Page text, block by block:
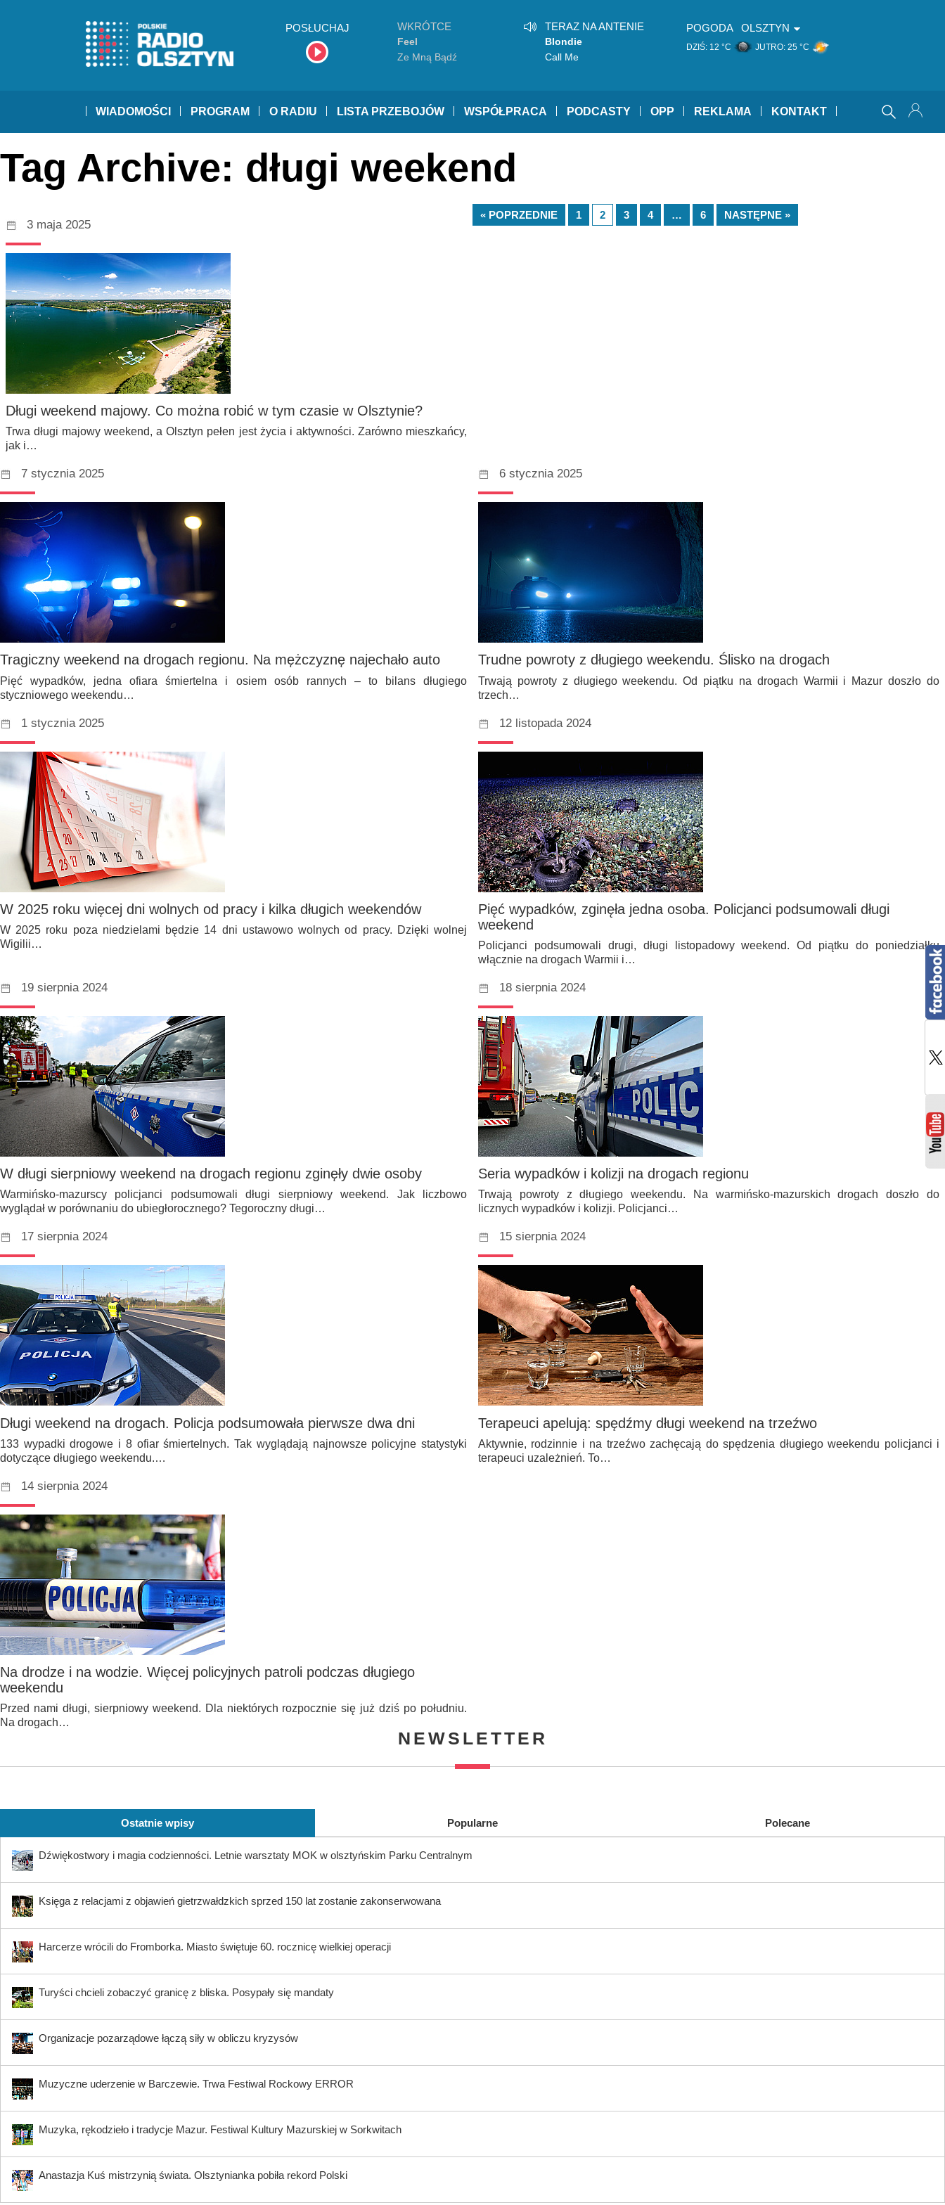
POSŁUCHAJ WKRÓTCE
Feel
Ze Mną Bądź
TERAZ NA ANTENIE
Blondie
Call Me
POGODA OLSZTYN
DZIŚ: 12 °C JUTRO: 25 °C
WIADOMOŚCI PROGRAM O RADIU LISTA PRZEBOJÓW WSPÓŁPRACA PODCASTY OPP REKLAMA KONTAKT
Tag Archive: długi weekend
3 maja 2025
Długi weekend majowy. Co można robić w tym czasie w Olsztynie?
Trwa długi majowy weekend, a Olsztyn pełen jest życia i aktywności. Zarówno mieszkańcy,
jak i…
7 stycznia 2025
Tragiczny weekend na drogach regionu. Na mężczyznę najechało auto
Pięć wypadków, jedna ofiara śmiertelna i osiem osób rannych – to bilans długiego
styczniowego weekendu…
6 stycznia 2025
Trudne powroty z długiego weekendu. Ślisko na drogach
Trwają powroty z długiego weekendu. Od piątku na drogach Warmii i Mazur doszło do
trzech…
1 stycznia 2025
W 2025 roku więcej dni wolnych od pracy i kilka długich weekendów
W 2025 roku poza niedzielami będzie 14 dni ustawowo wolnych od pracy. Dzięki wolnej
Wigilii…
12 listopada 2024
Pięć wypadków, zginęła jedna osoba. Policjanci podsumowali długi
weekend
Policjanci podsumowali drugi, długi listopadowy weekend. Od piątku do poniedziałku
włącznie na drogach Warmii i…
19 sierpnia 2024
W długi sierpniowy weekend na drogach regionu zginęły dwie osoby
Warmińsko-mazurscy policjanci podsumowali długi sierpniowy weekend. Jak liczbowo
wyglądał w porównaniu do ubiegłorocznego? Tegoroczny długi…
18 sierpnia 2024
Seria wypadków i kolizji na drogach regionu
Trwają powroty z długiego weekendu. Na warmińsko-mazurskich drogach doszło do
licznych wypadków i kolizji. Policjanci…
17 sierpnia 2024
Długi weekend na drogach. Policja podsumowała pierwsze dwa dni
133 wypadki drogowe i 8 ofiar śmiertelnych. Tak wyglądają najnowsze policyjne statystyki
dotyczące długiego weekendu.…
15 sierpnia 2024
Terapeuci apelują: spędźmy długi weekend na trzeźwo
Aktywnie, rodzinnie i na trzeźwo zachęcają do spędzenia długiego weekendu policjanci i
terapeuci uzależnień. To…
14 sierpnia 2024
Na drodze i na wodzie. Więcej policyjnych patroli podczas długiego
weekendu
Przed nami długi, sierpniowy weekend. Dla niektórych rozpocznie się już dziś po południu.
Na drogach…
« POPRZEDNIE 1 2 3 4 … 6 NASTĘPNE »
NEWSLETTER
Ostatnie wpisy Popularne Polecane
Dźwiękostwory i magia codzienności. Letnie warsztaty MOK w olsztyńskim Parku Centralnym
Księga z relacjami z objawień gietrzwałdzkich sprzed 150 lat zostanie zakonserwowana
Harcerze wrócili do Fromborka. Miasto świętuje 60. rocznicę wielkiej operacji
Turyści chcieli zobaczyć granicę z bliska. Posypały się mandaty
Organizacje pozarządowe łączą siły w obliczu kryzysów
Muzyczne uderzenie w Barczewie. Trwa Festiwal Rockowy ERROR
Muzyka, rękodzieło i tradycje Mazur. Festiwal Kultury Mazurskiej w Sorkwitach
Anastazja Kuś mistrzynią świata. Olsztynianka pobiła rekord Polski